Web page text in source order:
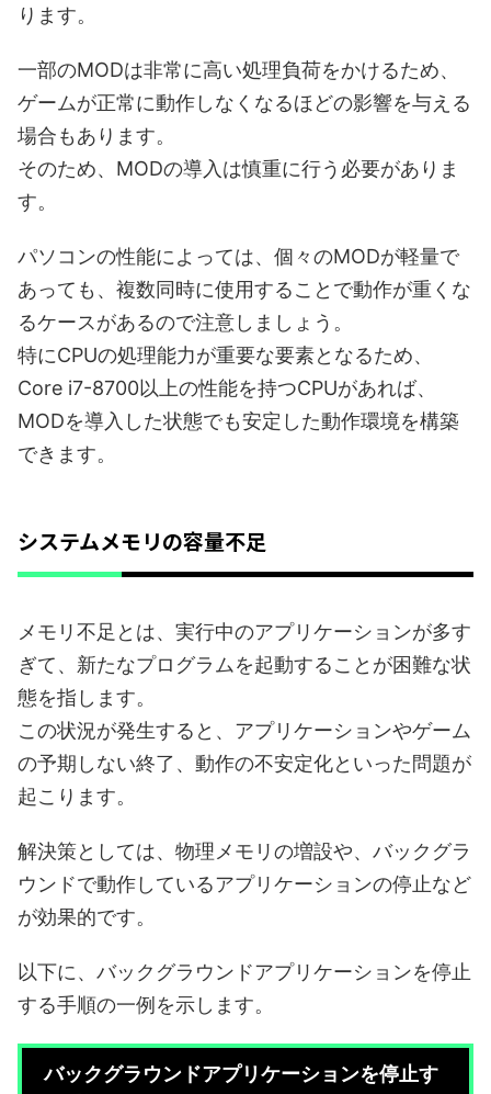
ります。
一部のMODは非常に高い処理負荷をかけるため、
ゲームが正常に動作しなくなるほどの影響を与える
場合もあります。
そのため、MODの導入は慎重に行う必要がありま
す。
パソコンの性能によっては、個々のMODが軽量で
あっても、複数同時に使用することで動作が重くな
るケースがあるので注意しましょう。
特にCPUの処理能力が重要な要素となるため、
Core i7-8700以上の性能を持つCPUがあれば、
MODを導入した状態でも安定した動作環境を構築
できます。
システムメモリの容量不足
メモリ不足とは、実行中のアプリケーションが多す
ぎて、新たなプログラムを起動することが困難な状
態を指します。
この状況が発生すると、アプリケーションやゲーム
の予期しない終了、動作の不安定化といった問題が
起こります。
解決策としては、物理メモリの増設や、バックグラ
ウンドで動作しているアプリケーションの停止など
が効果的です。
以下に、バックグラウンドアプリケーションを停止
する手順の一例を示します。
バックグラウンドアプリケーションを停止す